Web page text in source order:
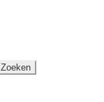
Zoeken